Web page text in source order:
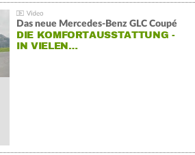
Das neue Mercedes-Benz GLC Coupé
DIE KOMFORTAUSSTATTUNG -
IN VIELEN…